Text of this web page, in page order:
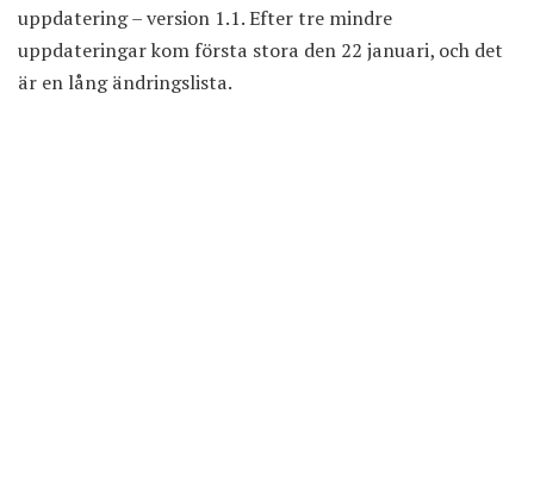
uppdatering – version 1.1. Eftertre mindre
uppdateringarkom första stora den 22 januari, och det
är en lång ändringslista.